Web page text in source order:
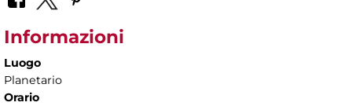
Informazioni
Luogo
Planetario
Orario